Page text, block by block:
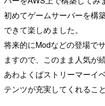
初めてゲームサーバーを構
できて楽しめました。
将来的にModなどの登場で
ますので、このまま人気が
あわよくばストリーマーイ
テンツが充実してくれるこ